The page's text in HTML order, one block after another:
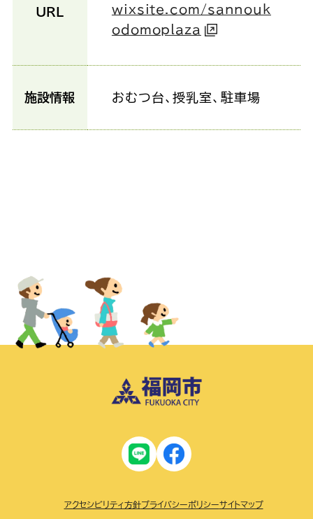
URL
wixsite.com/sannouk
odomoplaza
施設情報 おむつ台、授乳室、駐車場
アクセシビリティ方針プライバシーポリシーサイトマップ